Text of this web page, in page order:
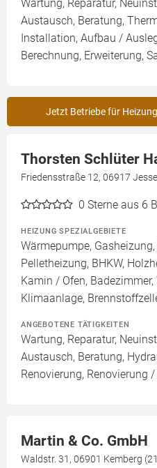
Wartung, Reparatur,
Austausch, Beratung,
Installation, Aufbau /
Berechnung, Erweiterung,
Jetzt Betriebe für
Thorsten Schlüter
Friedensstraße 12, 06917
0 Sterne aus 6
HEIZUNG SPEZIALGEBIETE
Wärmepumpe,
Pelletheizung, BHKW,
Kamin / Ofen,
Klimaanlage,
ANGEBOTENE TÄTIGKEITEN
Wartung, Reparatur,
Austausch, Beratung,
Renovierung, Renovierung
Martin & Co. GmbH
Waldstr. 31, 06901 Kemberg